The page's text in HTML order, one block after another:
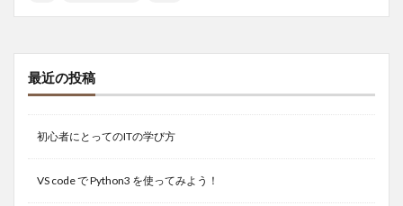
最近の投稿
初心者にとってのITの学び方
VS code で Python3 を使ってみよう！